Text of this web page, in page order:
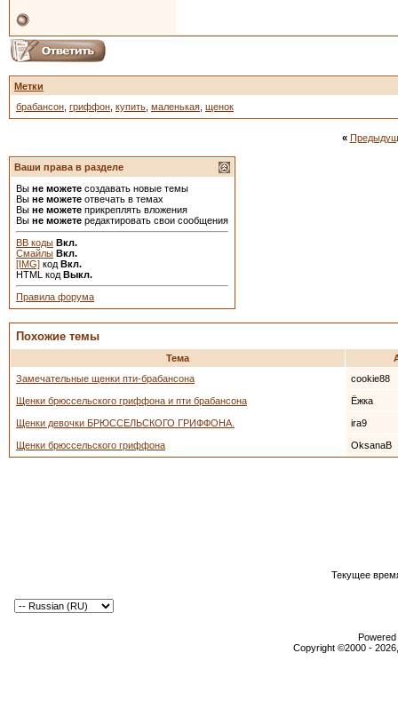
Метки
брабансон гриффон купить маленькая щенок
«
Ваши права в разделе
Вы не можете создавать новые темы
Вы не можете отвечать в темах
Вы не можете прикреплять вложения
Вы не можете редактировать свои сообщения
BB коды Вкл.
Смайлы Вкл.
[IMG] код Вкл.
HTML код Выкл.
Правила форума
Похожие темы
Тема
Замечательные щенки пти-брабансона
cookie88
Щенки брюссельского гриффона и пти брабансона Ёжка
Щенки девочки БРЮССЕЛЬСКОГО ГРИФФОНА. ira9
Щенки брюссельского гриффона OksanaB
Текущее
Copyright ©2000 -